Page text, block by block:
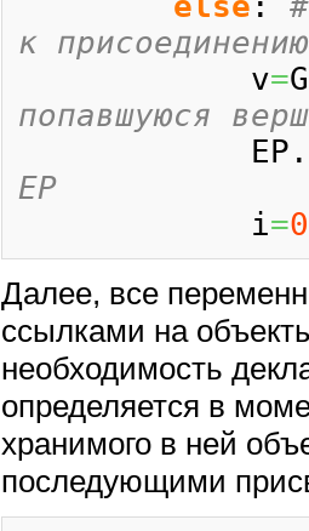
к
            v
=
попавшуюся
            EP.
EP
            i
=0
Далее, все
ссылками на
необходимость
определяется в
хранимого в ней
последующими